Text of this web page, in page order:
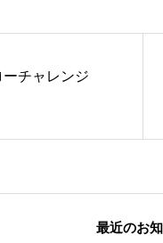
チャレンジ
最近のお